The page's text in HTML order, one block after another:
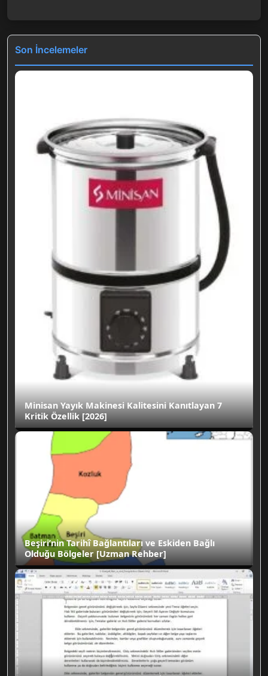
Son İncelemeler
Minisan Yayık Makinesi Kalitesini Kanıtlayan 7
Kritik Özellik [2026]
Beşiri’nin Tarihî Bağlantıları ve Eskiden Bağlı
Olduğu Bölgeler [Uzman Rehber]